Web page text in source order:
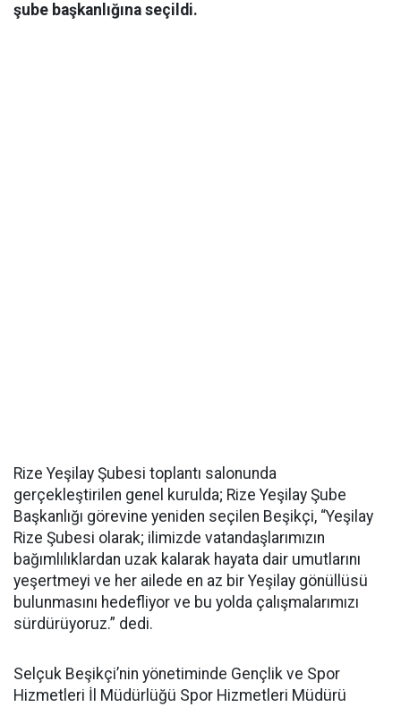
şube başkanlığına seçildi.
Rize Yeşilay Şubesi toplantı salonunda
gerçekleştirilen genel kurulda; Rize Yeşilay Şube
Başkanlığı görevine yeniden seçilen Beşikçi, “Yeşilay
Rize Şubesi olarak; ilimizde vatandaşlarımızın
bağımlılıklardan uzak kalarak hayata dair umutlarını
yeşertmeyi ve her ailede en az bir Yeşilay gönüllüsü
bulunmasını hedefliyor ve bu yolda çalışmalarımızı
sürdürüyoruz.” dedi.
Selçuk Beşikçi’nin yönetiminde Gençlik ve Spor
Hizmetleri İl Müdürlüğü Spor Hizmetleri Müdürü